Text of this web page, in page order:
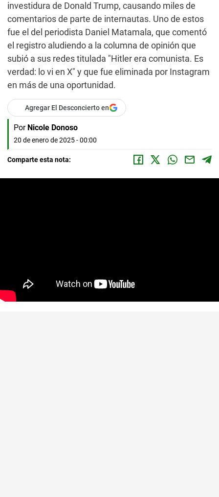
investidura de Donald Trump, causando miles de
comentarios de parte de internautas. Uno de estos
fue el del periodista Daniel Matamala, que comentó
el registro aludiendo a la columna de opinión que
subió a sus redes titulada "Hitler era comunista. Es
verdad: lo vi en X" y que fue eliminada por Instagram
en más de una oportunidad.
Agregar El Desconcierto en
Por Nicole Donoso
20 de enero de 2025 - 00:00
Comparte esta nota: